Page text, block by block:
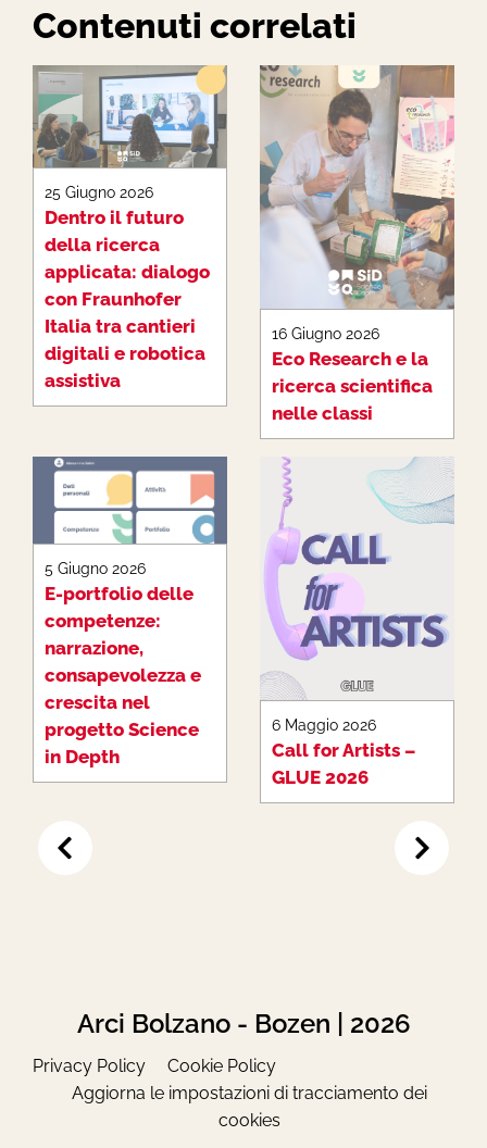
Contenuti correlati
25 Giugno 2026
Dentro il futuro
della ricerca
applicata: dialogo
con Fraunhofer
Italia tra cantieri
digitali e robotica
assistiva
16 Giugno 2026
Eco Research e la
ricerca scientifica
nelle classi
5 Giugno 2026
E-portfolio delle
competenze:
narrazione,
consapevolezza e
crescita nel
progetto Science
in Depth
6 Maggio 2026
Call for Artists –
GLUE 2026
Arci Bolzano - Bozen | 2026
Privacy Policy
Cookie Policy
Aggiorna le impostazioni di tracciamento dei
cookies